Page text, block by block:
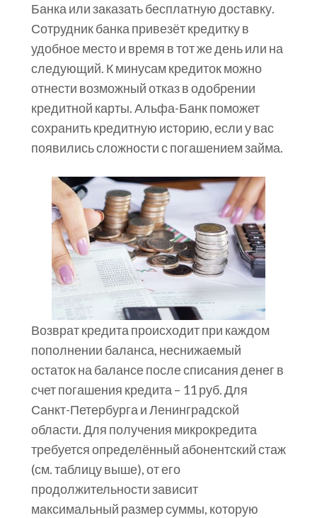
Банка или заказать бесплатную доставку.
Сотрудник банка привезёт кредитку в
удобное место и время в тот же день или на
следующий. К минусам кредиток можно
отнести возможный отказ в одобрении
кредитной карты. Альфа⁠-⁠Банк поможет
сохранить кредитную историю, если у вас
появились сложности с погашением займа.
Возврат кредита происходит при каждом
пополнении баланса, неснижаемый
остаток на балансе после списания денег в
счет погашения кредита – 11 руб. Для
Санкт-Петербурга и Ленинградской
области. Для получения микрокредита
требуется определённый абонентский стаж
(см. таблицу выше), от его
продолжительности зависит
максимальный размер суммы, которую